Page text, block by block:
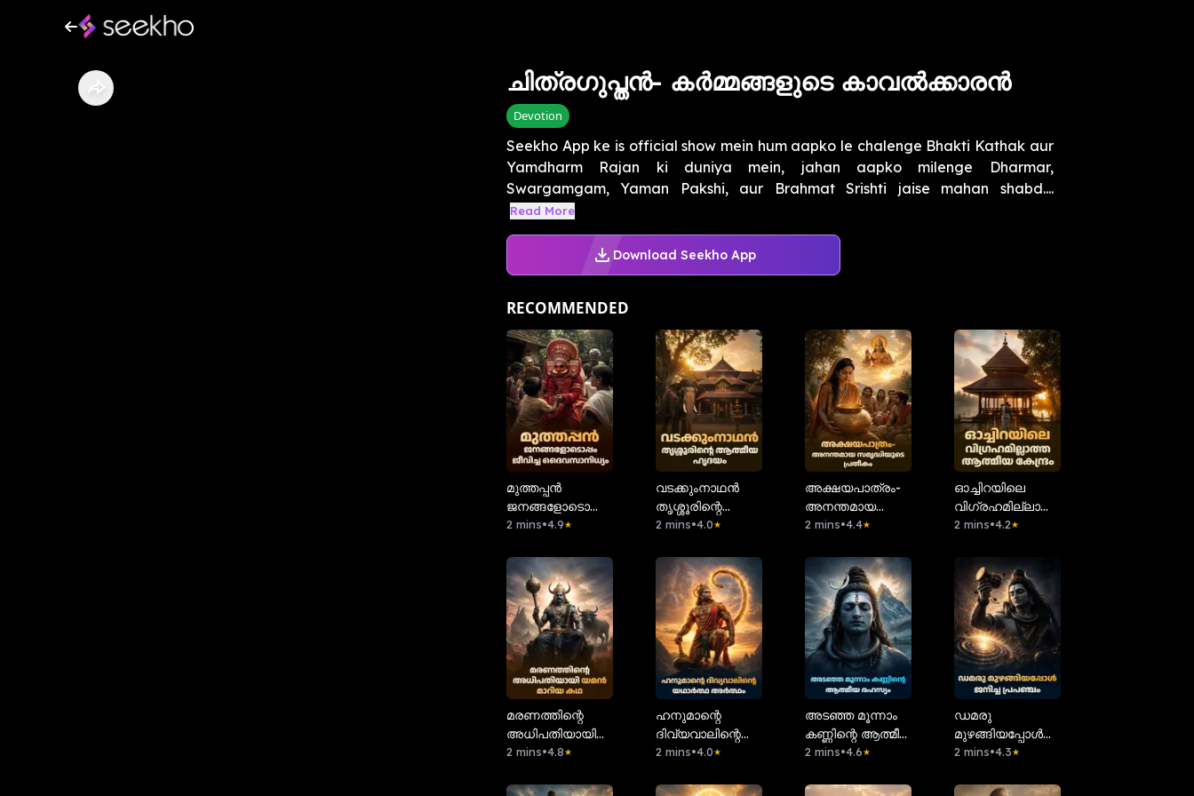
ചിത്രഗുപ്തൻ- കർമ്മങ്ങളുടെ കാവൽക്കാരൻ
Devotion
Seekho App ke is official show mein hum aapko le chalenge Bhakti Kathak aur
Yamdharm Rajan ki duniya mein, jahan aapko milenge Dharmar,
Swargamgam, Yaman Pakshi, aur Brahmat Srishti jaise mahan shabd....
Read More
Download Seekho App
RECOMMENDED
മുത്തപ്പൻ
ജനങ്ങളോടൊപ്പം
ജീവിച്ച
2 mins•4.9★
വടക്കുംനാഥൻ
തൃശ്ശൂരിന്റെ
ആത്മീയ ഹൃദയം
2 mins•4.0★
അക്ഷയപാത്രം-
അനന്തമായ
സമൃദ്ധിയുടെ
2 mins•4.4★
ഓച്ചിറയിലെ
വിഗ്രഹമില്ലാത്ത
ആത്മീയ കേന്ദ്രം
2 mins•4.2★
മരണത്തിന്റെ
അധിപതിയായി
യമൻ മാറിയ കഥ
2 mins•4.8★
ഹനുമാന്റെ
ദിവ്യവാലിന്റെ
യഥാർത്ഥ
2 mins•4.0★
അടഞ്ഞ മൂന്നാം
കണ്ണിന്റെ ആത്മീയ
രഹസ്യം
2 mins•4.6★
ഡമരു
മുഴങ്ങിയപ്പോൾ
ജനിച്ച പ്രപഞ്ചം
2 mins•4.3★